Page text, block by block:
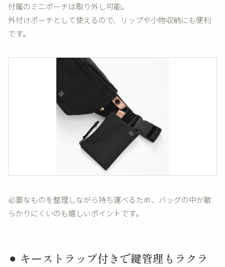
付属のミニポーチは取り外し可能。
外付けポーチとして使えるので、リップや小物収納にも便利
です。
必要なものを整理しながら持ち運べるため、バッグの中が散
らかりにくいのも嬉しいポイントです。
⚫︎ キーストラップ付きで鍵管理もラクラ